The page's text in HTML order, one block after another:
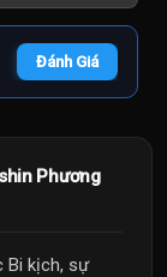
Đánh Giá
Phương
Bi kịch, sự